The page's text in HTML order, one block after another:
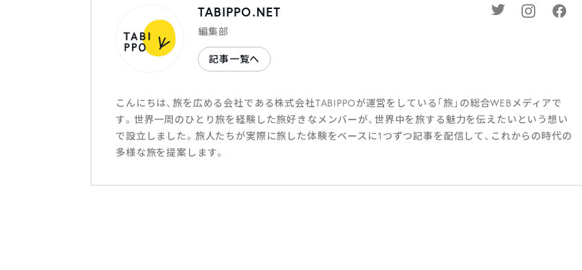
TABIPPO.NET
編集部
記事一覧へ
こんにちは、旅を広める会社である株式会社TABIPPOが運営をしている「旅」の総合WEBメディアで
す。世界一周のひとり旅を経験した旅好きなメンバーが、世界中を旅する魅力を伝えたいという想い
で設立しました。旅人たちが実際に旅した体験をベースに1つずつ記事を配信して、これからの時代の
多様な旅を提案します。